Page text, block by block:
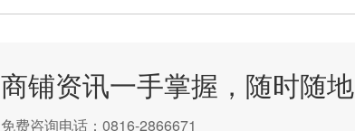
商铺资讯一手掌握，随时随地
免费咨询电话：0816-2866671